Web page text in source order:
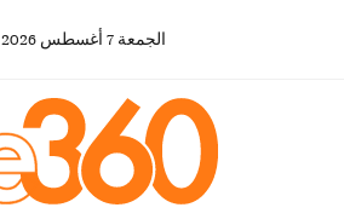
الجمعة 7 أغسطس 2026